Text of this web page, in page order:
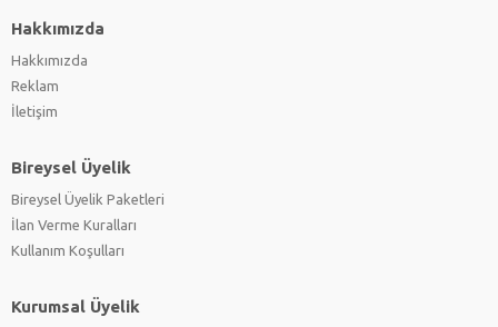
Hakkımızda
Hakkımızda
Reklam
İletişim
Bireysel Üyelik
Bireysel Üyelik Paketleri
İlan Verme Kuralları
Kullanım Koşulları
Kurumsal Üyelik